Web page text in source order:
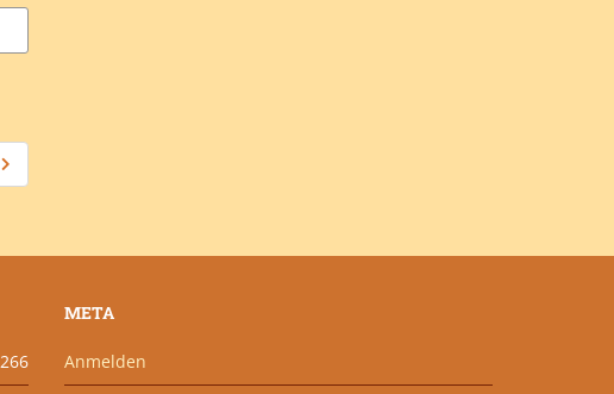
266
META
Anmelden